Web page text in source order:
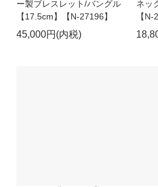
ー製ブレスレット/バングル
【17.5cm】【N-27196】
45,000円(内税)
ネッ
【N-